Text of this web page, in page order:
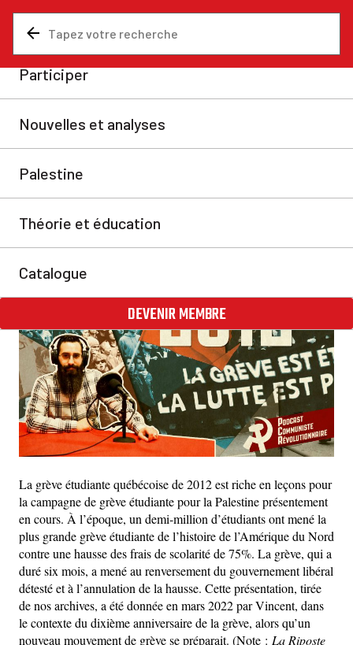
Podcast : La grève
étudiante de 2012
Tiré de nos archives.
Podcast communiste révolutionnairemar. 19 nov. 2024
La grève étudiante québécoise de 2012 est riche en leçons pour
la campagne de grève étudiante pour la Palestine présentement
en cours. À l’époque, un demi-million d’étudiants ont mené la
plus grande grève étudiante de l’histoire de l’Amérique du Nord
contre une hausse des frais de scolarité de 75%. La grève, qui a
duré six mois, a mené au renversement du gouvernement libéral
détesté et à l’annulation de la hausse. Cette présentation, tirée
de nos archives, a été donnée en mars 2022 par Vincent, dans
le contexte du dixième anniversaire de la grève, alors qu’un
nouveau mouvement de grève se préparait. (Note : La Riposte